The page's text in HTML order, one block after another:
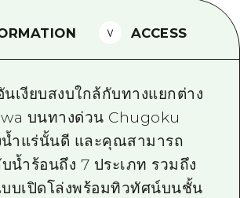
ถามที่พบบ่อย
าวน์โหลดรูปภาพ
ข้อมูลการขนส่งระหว่างเกิดภัยพิบัติ
ACCESS
เงียบสงบใกล้กับทางแยกต่าง
บนทางด่วน Chugoku
ำแร่นั้นดี และคุณสามารถ
น้ำร้อนถึง 7 ประเภท รวมถึง
บเปิดโล่งพร้อมทิวทัศน์บนชั้น